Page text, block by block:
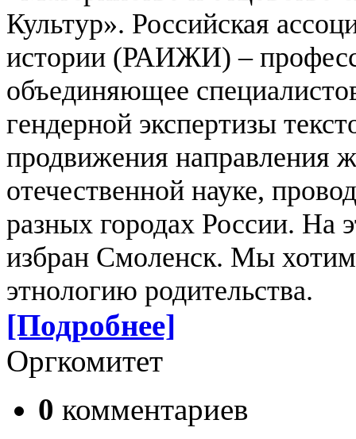
Культур». Российская
истории (РАИЖИ) –
объединяющее
гендерной экспертизы
продвижения направления
отечественной науке,
разных городах России. На
избран Смоленск. Мы хотим
этнологию родительства.
[Подробнее]
Оргкомитет
0 комментариев